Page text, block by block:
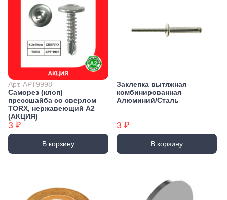
Арт. АРТ9998
Саморез (клоп)
прессшайба со сверлом
TORX, нержавеющий А2
(АКЦИЯ)
3 ₽
В корзину
Заклепка вытяжная
комбинированная
Алюминий/Сталь
3 ₽
В корзину